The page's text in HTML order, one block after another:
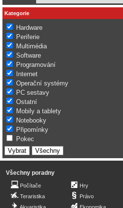
Kategorie
Hardware
Periferie
Multimédia
Software
Programování
Internet
Operační systémy
PC sestavy
Ostatní
Mobily a tablety
Notebooky
Připomínky
Pokec
Všechny poradny
Počítače
Teraristika
Hry
Právo